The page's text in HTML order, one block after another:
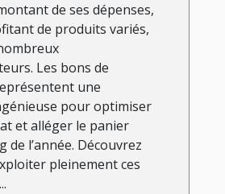
de ses dépenses,
de produits variés,
Les bons de
une
pour optimiser
et alléger le panier
de l’année. Découvrez
pleinement ces